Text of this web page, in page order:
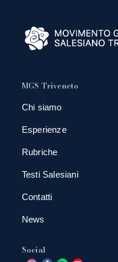
MGS Triveneto
Chi siamo
Esperienze
Rubriche
Testi Salesiani
Contatti
News
Social